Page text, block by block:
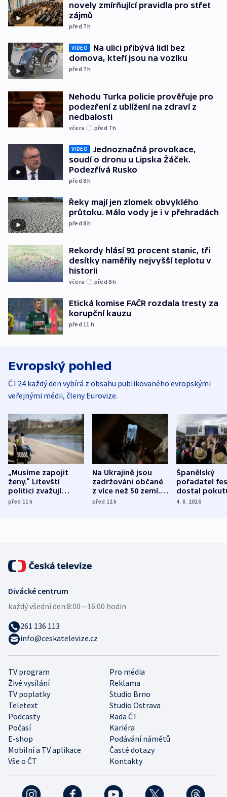
novely zmírňující pravidla pro střet
zájmů
před 7h
VIDEO
Na ulici přibývá lidí bez
domova, kteří jsou na vozíku
před 7h
Nehodu Turka policie prověřuje pro
podezření z ublížení na zdraví z
nedbalosti
včera před 7h
VIDEO
Jednoznačná provokace,
soudí o dronu u Lipska Žáček.
Podezřívá Rusko
před 8h
Řeky mají jen zlomek obvyklého
průtoku. Málo vody je i v přehradách
před 8h
Rekordy hlásí 91 procent stanic, tři
desítky naměřily nejvyšší teplotu v
historii
včera před 8h
Etická komise FAČR rozdala tresty za
korupční kauzu
před 11 h
Evropský pohled
ČT24 každý den vybírá z obsahu publikovaného evropskými
veřejnými médii, členy Eurovize.
„Musíme zapojit
ženy.“ Litevští
politici zvažují
dohodu o
před 11h
Na Ukrajině jsou
zadržováni občané
z více než 50 zemí.
Bojovali na straně
před 12h
Španělský
pořadatel
dostal
nekalé
4. 8. 2026
TV program
Pro média
Živé vysílání
Reklama
TV poplatky
Studio Brno
Teletext
Studio Ostrava
Podcasty
Rada ČT
Počasí
Kariéra
E-shop
Podávání námětů
Mobilní a TV aplikace
Časté dotazy
Vše o ČT
Kontakty
Divácké centrum
každý všední den:8:00—16:00 hodin
261 136 113
info@ceskatelevize.cz